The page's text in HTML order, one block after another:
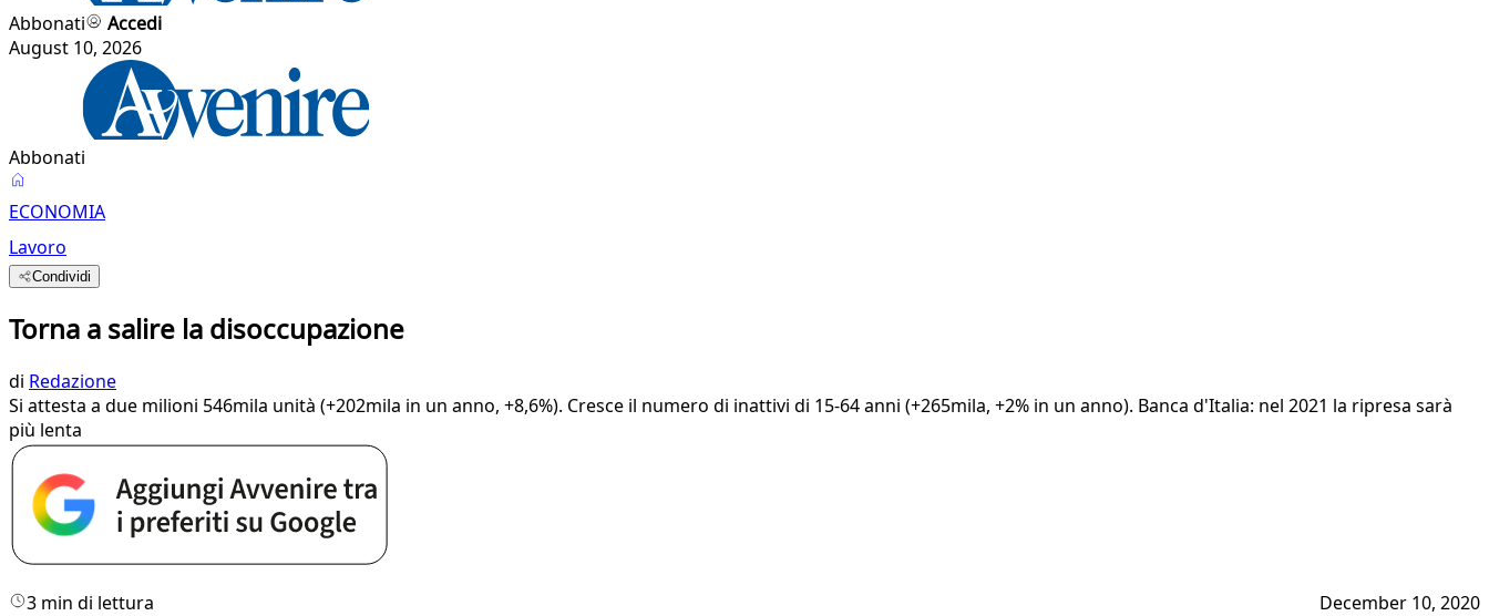
Abbonati
Accedi
August 10, 2026
Abbonati
ECONOMIA
Lavoro
Condividi
Torna a salire la disoccupazione
di Redazione
Si attesta a due milioni 546mila unità (+202mila in un anno, +8,6%). Cresce il numero di inattivi di 15-64 anni (+265mila, +2% in un anno). Banca d'Italia: nel 2021 la ripresa sarà
più lenta
3 min di lettura December 10, 2020